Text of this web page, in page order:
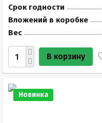
Срок годности
Вложений в коробке
Вес
В корзину
Новинка